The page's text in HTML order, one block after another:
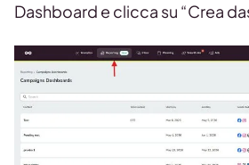
Dashboard e clicca su “Crea